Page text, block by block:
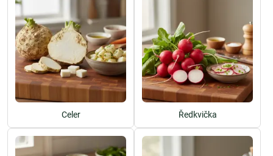
Celer Ředkvička